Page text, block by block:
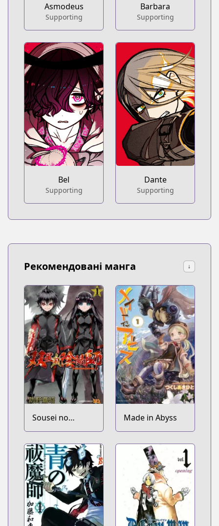
Asmodeus
Supporting
Barbara
Supporting
Bel
Supporting
Dante
Supporting
Рекомендовані манга ↓
Sousei no
Onmyouji
Made in Abyss